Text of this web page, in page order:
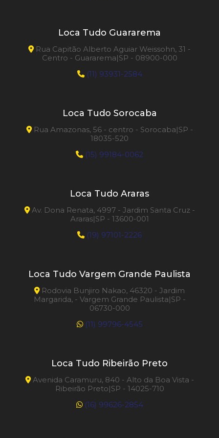
Loca Tudo Guararema
Rua Capitão Alberto Aguiar Weissohn, 31 -
Centro - Guararema|SP - 08900-000
(11) 93931-2584
Loca Tudo Sorocaba
Rua Amazonas, 56 - centro - Sorocaba|SP -
18035-520
(15) 99184-0062
Loca Tudo Araras
Av. Dona Renata, 4997 - Jardim Santa Cruz -
Araras|SP - 13600-001
(19) 97101-2226
Loca Tudo Vargem Grande Paulista
Rodovia Bunjiro Nakao, 46320 - Jardim
Margarida, - Vargem Grande Paulista|SP -
06730-000
(11) 99796-4545
Loca Tudo Ribeirão Preto
Avenida Caramuru, 840 - Alto da Boa Vista -
Ribeirão Preto|SP - 14025-710
(16) 99626-2854